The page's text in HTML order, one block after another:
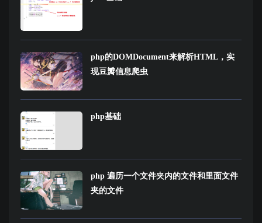
php的DOMDocument来解析HTML，实
现豆瓣信息爬虫
php基础
php 遍历一个文件夹内的文件和里面文件
夹的文件